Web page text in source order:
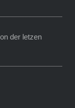
der letzen